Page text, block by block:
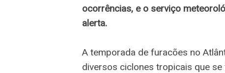
ocorrências, e o serviço
alerta.
A temporada de furacões no
diversos ciclones tropicais que